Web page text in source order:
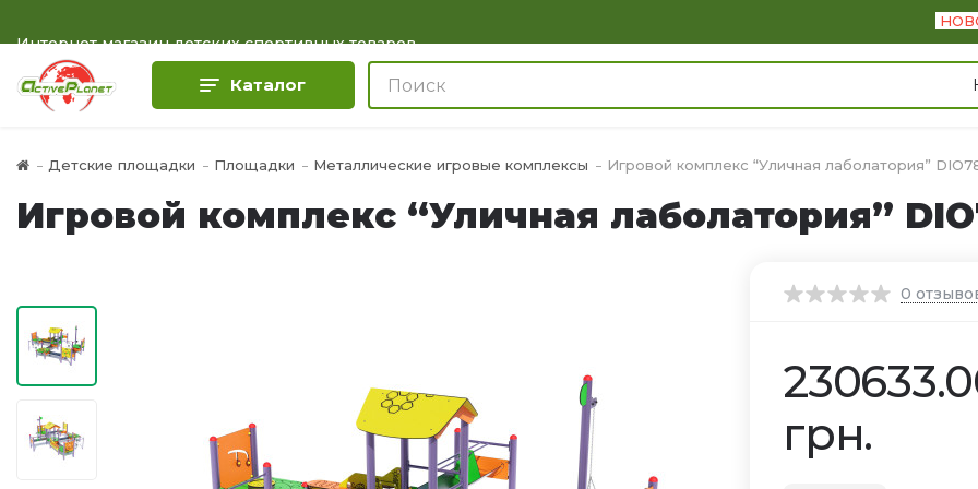
Интернет магазин детских спортивных товаров
Каталог
Детские площадки Площадки Металлические игровые комплексы Игровой комплекс “Уличная лаболатория”
Игровой комплекс “Уличная лаболатория”
0
грн.